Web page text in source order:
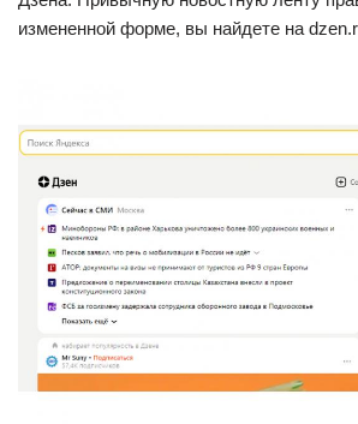
измененной форме, вы найдете на